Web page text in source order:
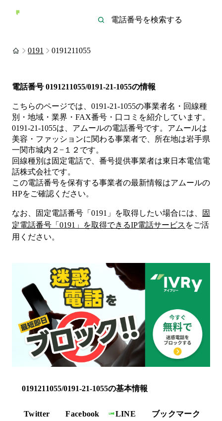
0191 0191211055
電話番号 0191211055/0191-21-1055の情報
こちらのページでは、 0191-21-1055の事業者名・回線種
別・地域・業界・FAX番号・口コミを紹介しています。
0191-21-1055は、 アムールの電話番号です。 アムールは
美容・ファッションに関わる事業者で、所在地は岩手県
一関市城内２−１２ です。
回線種別は固定電話で、番号提供事業者は東日本電信電
話株式会社です。
この電話番号を保有する事業者の最新情報はアムールの
HPをご確認ください。
なお、固定電話番号「 0191 」を取得したい場合には、
固
定電話番号「 0191 」を取得できるIP電話サービス をご活
用ください。
0191211055/0191-21-1055の基本情報
Twitter Facebook LINE
ブックマーク